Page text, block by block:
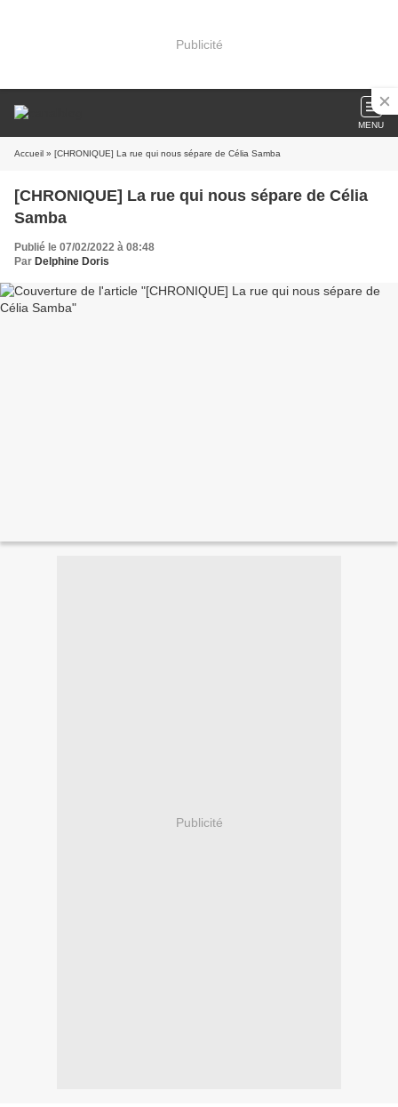
Publicité
MENU
Accueil » [CHRONIQUE] La rue qui nous sépare de Célia Samba
[CHRONIQUE] La rue qui nous sépare de Célia
Samba
Publié le 07/02/2022 à 08:48
Par Delphine Doris
Publicité